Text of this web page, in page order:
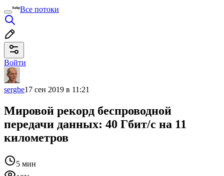
Все потоки
Войти
sergbe17 сен 2019 в 11:21
Мировой рекорд беспроводной
передачи данных: 40 Гбит/с на 11
километров
5 мин